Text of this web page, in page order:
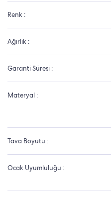
Renk :
Ağırlık :
Garanti Süresi :
Materyal :
Tava Boyutu :
Ocak Uyumluluğu :